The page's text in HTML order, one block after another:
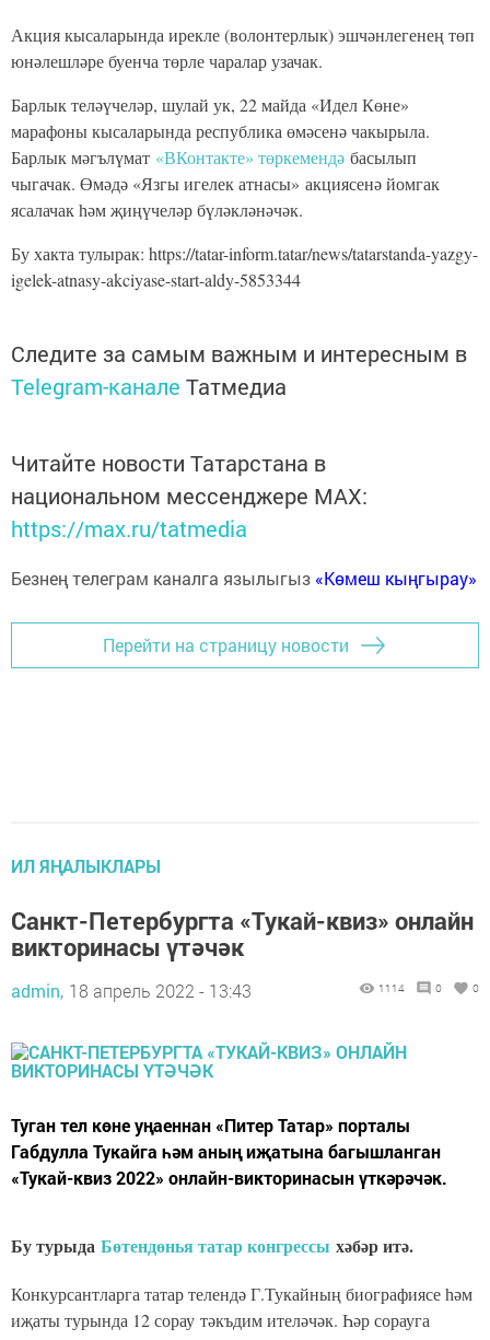
Акция кысаларында ирекле (волонтерлык) эшчәнлегенең төп
юнәлешләре буенча төрле чаралар узачак.
Барлык теләүчеләр, шулай ук, 22 майда «Идел Көне»
марафоны кысаларында республика өмәсенә чакырыла.
Барлык мәгълүмат «ВКонтакте» төркемендә басылып
чыгачак. Өмәдә «Язгы игелек атнасы» акциясенә йомгак
ясалачак һәм җиңүчеләр бүләкләнәчәк.
Бу хакта тулырак: https://tatar-inform.tatar/news/tatarstanda-yazgy-
igelek-atnasy-akciyase-start-aldy-5853344
Следите за самым важным и интересным в
Telegram-канале Татмедиа
Читайте новости Татарстана в
национальном мессенджере MАХ:
https://max.ru/tatmedia
Безнең телеграм каналга язылыгыз «Көмеш кыңгырау»
Перейти на страницу новости
ИЛ ЯҢАЛЫКЛАРЫ
Санкт-Петербургта «Тукай-квиз» онлайн
викторинасы үтәчәк
admin, 18 апрель 2022 - 13:43 1114 0 0
Туган тел көне уңаеннан «Питер Татар» порталы
Габдулла Тукайга һәм аның иҗатына багышланган
«Тукай-квиз 2022» онлайн-викторинасын үткәрәчәк.
Бу турыда Бөтендөнья татар конгрессы хәбәр итә.
Конкурсантларга татар телендә Г.Тукайның биографиясе һәм
иҗаты турында 12 сорау тәкъдим ителәчәк. Һәр сорауга